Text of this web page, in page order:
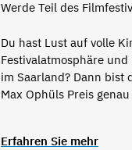
Werde Teil des
Du hast Lust auf volle
Festivalatmosphäre
im Saarland? Dann bist
Max Ophüls Preis
Erfahren Sie mehr